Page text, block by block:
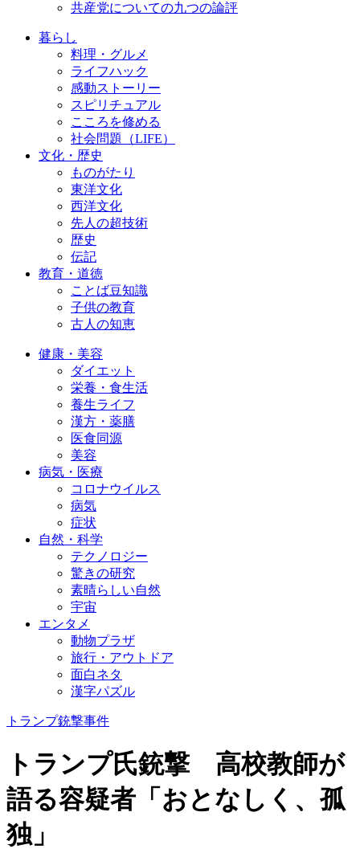
共産党についての九つの論評
暮らし
料理・グルメ
ライフハック
感動ストーリー
スピリチュアル
こころを修める
社会問題（LIFE）
文化・歴史
ものがたり
東洋文化
西洋文化
先人の超技術
歴史
伝記
教育・道徳
ことば豆知識
子供の教育
古人の知恵
健康・美容
ダイエット
栄養・食生活
養生ライフ
漢方・薬膳
医食同源
美容
病気・医療
コロナウイルス
病気
症状
自然・科学
テクノロジー
驚きの研究
素晴らしい自然
宇宙
エンタメ
動物プラザ
旅行・アウトドア
面白ネタ
漢字パズル
トランプ銃撃事件
トランプ氏銃撃 高校教師が
語る容疑者「おとなしく、孤
独」